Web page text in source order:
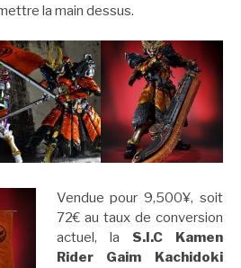
la main dessus.
Vendue pour 9,500¥, soit
72€ au taux de conversion
actuel, la S.I.C Kamen
Rider Gaim Kachidoki